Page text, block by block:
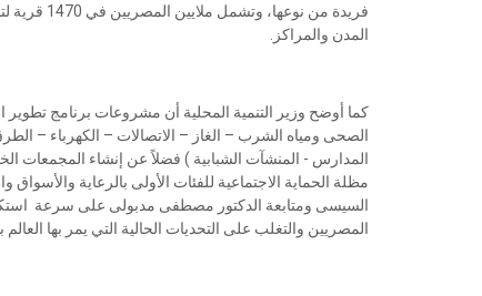
فريدة من
المدن والمراكز.
كما أوضح وزير التنمية المحلية أن مشروعات برنامج
الصحى ومياه الشرب – الغاز – الاتصالات – الكهرباء –
المدارس - المنشآت الشبابية ) فضلاً عن إنشاء المجمعات
مظلة الحماية الاجتماعية للفئات الأولى بالرعاية
السيسى ومتابعة الدكتور مصطفى مدبولى على سرعة
المصريين والتغلب على التحديات الحالية التي يمر بها